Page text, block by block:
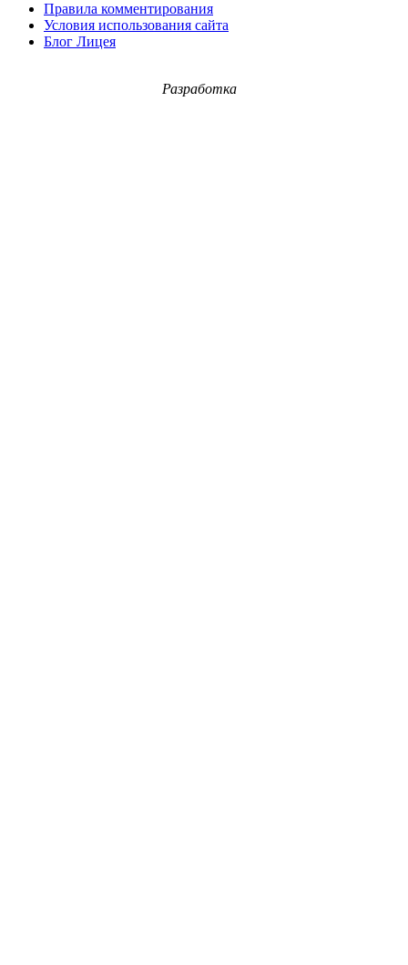
Правила комментирования
Условия использования сайта
Блог Лицея
Разработка